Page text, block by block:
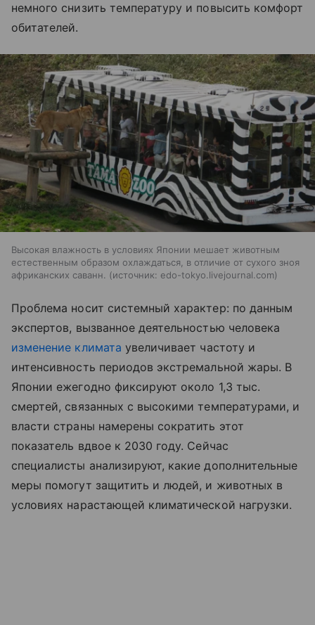
немного снизить температуру и повысить комфорт
обитателей.
Высокая влажность в условиях Японии мешает животным
естественным образом охлаждаться, в отличие от сухого зноя
африканских саванн.
источник: edo-tokyo.livejournal.com
Проблема носит системный характер: по данным
экспертов, вызванное деятельностью человека
изменение климата увеличивает частоту и
интенсивность периодов экстремальной жары. В
Японии ежегодно фиксируют около 1,3 тыс.
смертей, связанных с высокими температурами, и
власти страны намерены сократить этот
показатель вдвое к 2030 году. Сейчас
специалисты анализируют, какие дополнительные
меры помогут защитить и людей, и животных в
условиях нарастающей климатической нагрузки.